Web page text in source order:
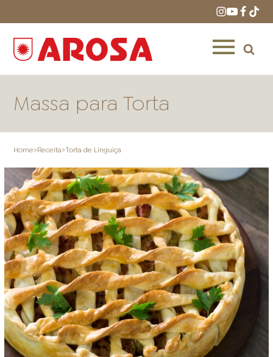
ONDE COMPRAR LOJAS AROSA
DISTRIBUIDORES E
REPRESENTANTES
FOOD SERVICE EMPRESA AGENDA DE CURSOS
Massa para Torta
Home>Receita>Torta de Linguiça